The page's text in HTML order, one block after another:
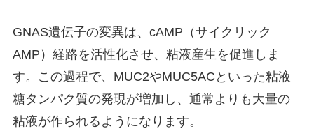
GNAS遺伝子の変異は、cAMP（サイクリック
AMP）経路を活性化させ、粘液産生を促進しま
す。この過程で、MUC2やMUC5ACといった粘液
糖タンパク質の発現が増加し、通常よりも大量の
粘液が作られるようになります。